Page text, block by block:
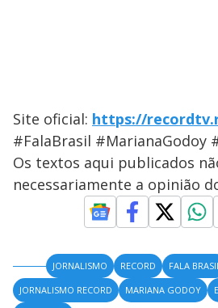
Site oficial: https://
#FalaBrasil #MarianaGodoy
Os textos aqui publicados
necessariamente a opinião
JORNALISMO RECORD FALA
JORNALISMO RECORD
MARIANA GODOY